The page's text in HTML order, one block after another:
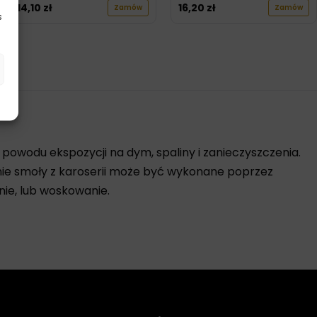
14,10 zł Zamów
16,20 zł Zamów
ekspozycji na dym, spaliny i zanieczyszczenia.
smoły z karoserii może być wykonane poprzez
lub woskowanie.